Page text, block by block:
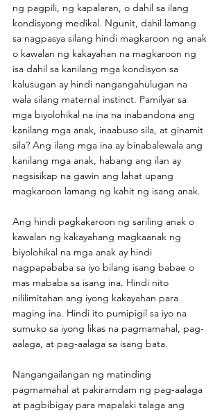
ng pagpili, ng kapalaran, o dahil sa ilang
kondisyong medikal. Ngunit, dahil lamang
sa nagpasya silang hindi magkaroon ng anak
o kawalan ng kakayahan na magkaroon ng
isa dahil sa kanilang mga kondisyon sa
kalusugan ay hindi nangangahulugan na
wala silang maternal instinct. Pamilyar sa
mga biyolohikal na ina na inabandona ang
kanilang mga anak, inaabuso sila, at ginamit
sila? Ang ilang mga ina ay binabalewala ang
kanilang mga anak, habang ang ilan ay
nagsisikap na gawin ang lahat upang
magkaroon lamang ng kahit ng isang anak.
Ang hindi pagkakaroon ng sariling anak o
kawalan ng kakayahang magkaanak ng
biyolohikal na mga anak ay hindi
nagpapababa sa iyo bilang isang babae o
mas mababa sa isang ina. Hindi nito
nililimitahan ang iyong kakayahan para
maging ina. Hindi ito pumipigil sa iyo na
sumuko sa iyong likas na pagmamahal, pag-
aalaga, at pag-aalaga sa isang bata.
Nangangailangan ng matinding
pagmamahal at pakiramdam ng pag-aalaga
at pagbibigay para mapalaki talaga ang